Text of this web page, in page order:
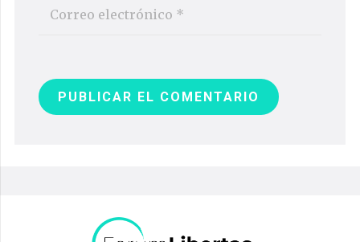
PUBLICAR EL COMENTARIO